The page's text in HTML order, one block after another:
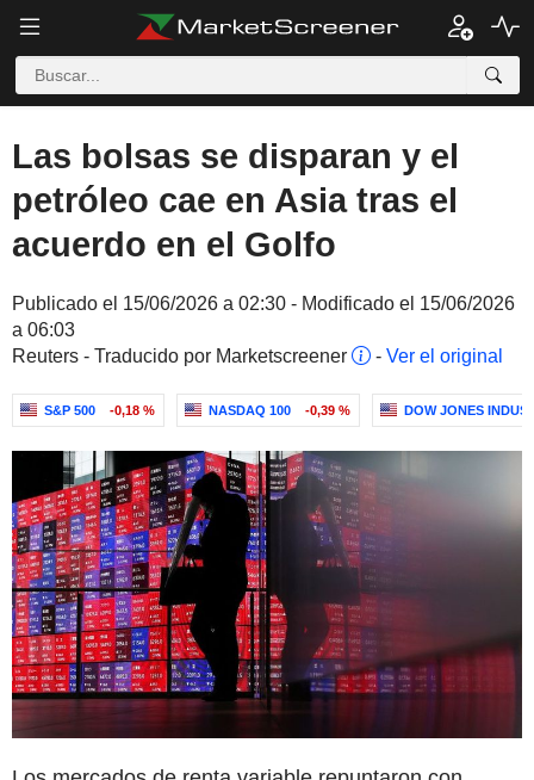
Las bolsas se disparan y el
petróleo cae en Asia tras el
acuerdo en el Golfo
Publicado el 15/06/2026 a 02:30 - Modificado el 15/06/2026
a 06:03
Reuters - Traducido por Marketscreener
- Ver el original
S&P 500 -0,18 % NASDAQ 100 -0,39 % DOW JONES